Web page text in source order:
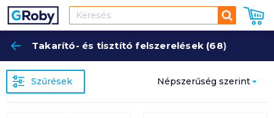
Keresés
Takarító- és tisztító felszerelések (68)
Szűrések Népszerűség szerint